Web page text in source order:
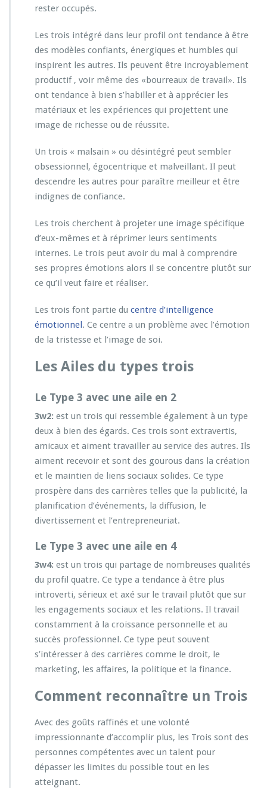
rester occupés.
Les trois intégré dans leur profil ont tendance à être
des modèles confiants, énergiques et humbles qui
inspirent les autres. Ils peuvent être incroyablement
productif , voir même des «bourreaux de travail». Ils
ont tendance à bien s’habiller et à apprécier les
matériaux et les expériences qui projettent une
image de richesse ou de réussite.
Un trois « malsain » ou désintégré peut sembler
obsessionnel, égocentrique et malveillant. Il peut
descendre les autres pour paraître meilleur et être
indignes de confiance.
Les trois cherchent à projeter une image spécifique
d’eux-mêmes et à réprimer leurs sentiments
internes. Le trois peut avoir du mal à comprendre
ses propres émotions alors il se concentre plutôt sur
ce qu’il veut faire et réaliser.
Les trois font partie du centre d’intelligence
émotionnel. Ce centre a un problème avec l’émotion
de la tristesse et l’image de soi.
Les Ailes du types trois
Le Type 3 avec une aile en 2
3w2: est un trois qui ressemble également à un type
deux à bien des égards. Ces trois sont extravertis,
amicaux et aiment travailler au service des autres. Ils
aiment recevoir et sont des gourous dans la création
et le maintien de liens sociaux solides. Ce type
prospère dans des carrières telles que la publicité, la
planification d’événements, la diffusion, le
divertissement et l’entrepreneuriat.
Le Type 3 avec une aile en 4
3w4: est un trois qui partage de nombreuses qualités
du profil quatre. Ce type a tendance à être plus
introverti, sérieux et axé sur le travail plutôt que sur
les engagements sociaux et les relations. Il travail
constamment à la croissance personnelle et au
succès professionnel. Ce type peut souvent
s’intéresser à des carrières comme le droit, le
marketing, les affaires, la politique et la finance.
Comment reconnaître un Trois
Avec des goûts raffinés et une volonté
impressionnante d’accomplir plus, les Trois sont des
personnes compétentes avec un talent pour
dépasser les limites du possible tout en les
atteignant.